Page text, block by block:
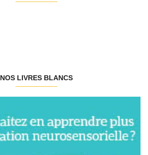
NOS LIVRES BLANCS